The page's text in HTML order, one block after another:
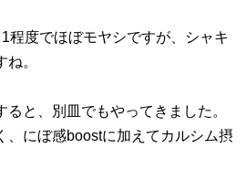
程度でほぼモヤシですが、シャキ
。
と、別皿でもやってきました。
、にぼ感boostに加えてカルシム摂